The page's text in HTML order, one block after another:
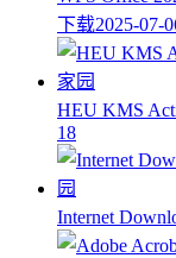
下载2025-07-
HEU KMS
18
Internet